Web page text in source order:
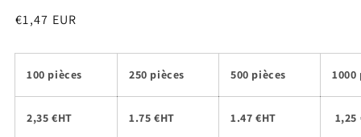
Prix
€1,47 EUR
100 pièces 250 pièces 500 pièces 1000
2,35 €HT 1.75 €HT 1.47 €HT 1,25